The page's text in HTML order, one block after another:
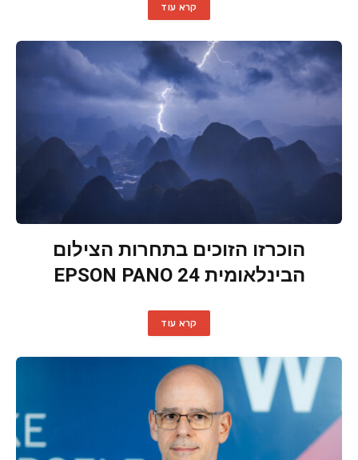
קרא עוד
הוכרזו הזוכים בתחרות הצילום
הבינלאומית EPSON PANO 24
קרא עוד